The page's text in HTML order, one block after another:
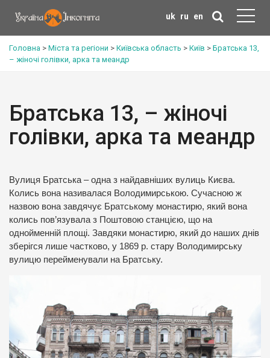
uk ru en
Головна > Міста та регіони > Київська область > Київ > Братська 13,
– жіночі голівки, арка та меандр
Братська 13, – жіночі
голівки, арка та меандр
Вулиця Братська – одна з найдавніших вулиць Києва.
Колись вона називалася Володимирською. Сучасною ж
назвою вона завдячує Братському монастирю, який вона
колись пов’язувала з Поштовою станцією, що на
однойменній площі. Завдяки монастирю, який до наших днів
зберігся лише частково, у 1869 р. стару Володимирську
вулицю перейменували на Братську.